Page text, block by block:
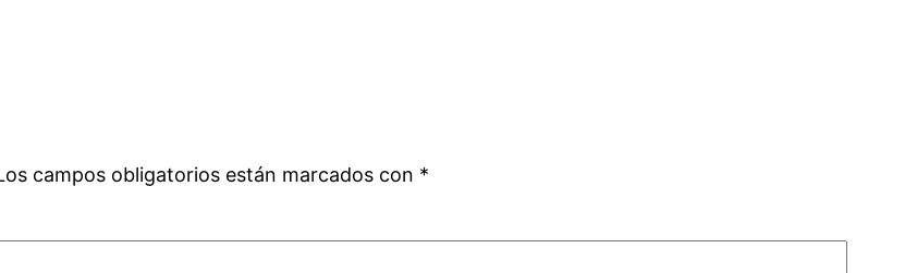
campos obligatorios están marcados con *